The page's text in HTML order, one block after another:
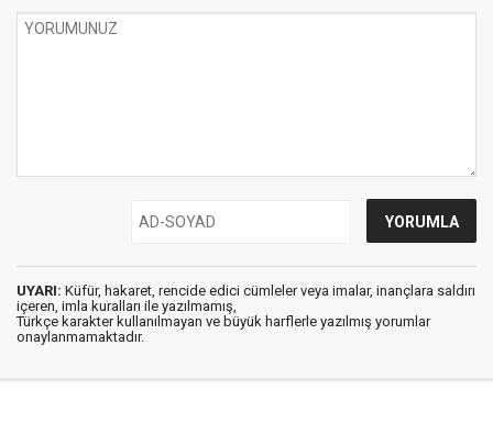
UYARI: Küfür, hakaret, rencide edici cümleler veya imalar, inançlara saldırı
içeren, imla kuralları ile yazılmamış,
Türkçe karakter kullanılmayan ve büyük harflerle yazılmış yorumlar
onaylanmamaktadır.